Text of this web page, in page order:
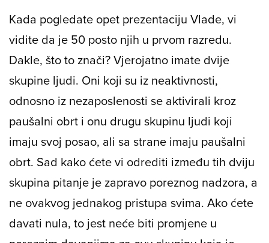
Kada pogledate opet prezentaciju Vlade, vi
vidite da je 50 posto njih u prvom razredu.
Dakle, što to znači? Vjerojatno imate dvije
skupine ljudi. Oni koji su iz neaktivnosti,
odnosno iz nezaposlenosti se aktivirali kroz
paušalni obrt i onu drugu skupinu ljudi koji
imaju svoj posao, ali sa strane imaju paušalni
obrt. Sad kako ćete vi odrediti između tih dviju
skupina pitanje je zapravo poreznog nadzora, a
ne ovakvog jednakog pristupa svima. Ako ćete
davati nula, to jest neće biti promjene u